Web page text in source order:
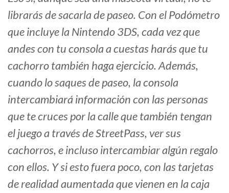
librarás de sacarla de paseo. Con el Podómetro
que incluye la Nintendo 3DS, cada vez que
andes con tu consola a cuestas harás que tu
cachorro también haga ejercicio. Además,
cuando lo saques de paseo, la consola
intercambiará información con las personas
que te cruces por la calle que también tengan
el juego a través de StreetPass, ver sus
cachorros, e incluso intercambiar algún regalo
con ellos. Y si esto fuera poco, con las tarjetas
de realidad aumentada que vienen en la caja